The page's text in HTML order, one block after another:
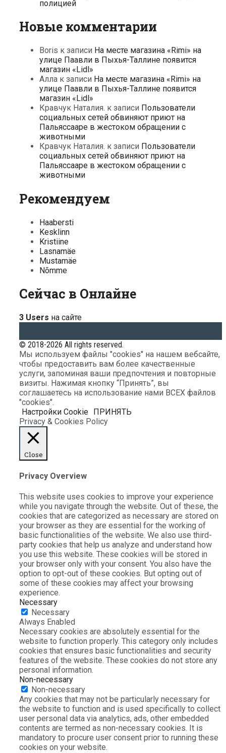
полицией
Новые комментарии
Boris к записи На месте магазина «Rimi» на
улице Паавли в Пыхья-Таллине появится
магазин «Lidl»
Алла к записи На месте магазина «Rimi» на
улице Паавли в Пыхья-Таллине появится
магазин «Lidl»
Кравчук Наталия. к записи Пользователи
социальных сетей обвиняют приют на
Пальяссааре в жестоком обращении с
животными
Кравчук Наталия. к записи Пользователи
социальных сетей обвиняют приют на
Пальяссааре в жестоком обращении с
животными
Рекомендуем
Haabersti
Kesklinn
Kristiine
Lasnamäe
Mustamäe
Nõmme
Сейчас в Онлайне
3 Users на сайте
© 2018-2026 All rights reserved.
Мы используем файлы "cookies" на нашем вебсайте,
чтобы предоставить вам более качественные
услуги, запоминая ваши предпочтения и повторные
визиты. Нажимая кнопку “Принять”, вы
соглашаетесь на использование нами ВСЕХ файлов
"cookies".
Настройки Cookie
ПРИНЯТЬ
Privacy & Cookies Policy
Close
Privacy Overview
This website uses cookies to improve your experience
while you navigate through the website. Out of these, the
cookies that are categorized as necessary are stored on
your browser as they are essential for the working of
basic functionalities of the website. We also use third-
party cookies that help us analyze and understand how
you use this website. These cookies will be stored in
your browser only with your consent. You also have the
option to opt-out of these cookies. But opting out of
some of these cookies may affect your browsing
experience.
Necessary
Necessary
Always Enabled
Necessary cookies are absolutely essential for the
website to function properly. This category only includes
cookies that ensures basic functionalities and security
features of the website. These cookies do not store any
personal information.
Non-necessary
Non-necessary
Any cookies that may not be particularly necessary for
the website to function and is used specifically to collect
user personal data via analytics, ads, other embedded
contents are termed as non-necessary cookies. It is
mandatory to procure user consent prior to running these
cookies on your website.